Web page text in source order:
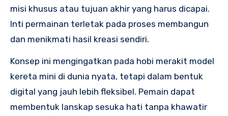
misi khusus atau tujuan akhir yang harus dicapai.
Inti permainan terletak pada proses membangun
dan menikmati hasil kreasi sendiri.
Konsep ini mengingatkan pada hobi merakit model
kereta mini di dunia nyata, tetapi dalam bentuk
digital yang jauh lebih fleksibel. Pemain dapat
membentuk lanskap sesuka hati tanpa khawatir